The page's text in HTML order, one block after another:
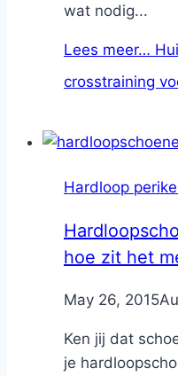
wat nodig...
Lees meer…
crosstraining
Hardloop
hoe zit het
ByNicole
May 26, 2015
Ken jij dat
je